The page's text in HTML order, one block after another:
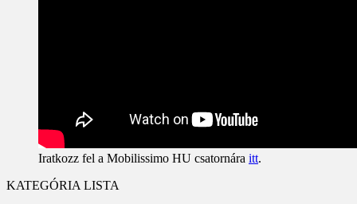
Iratkozz fel a Mobilissimo HU csatornára itt.
KATEGÓRIA LISTA